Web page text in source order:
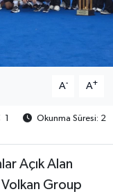
A- A+
1
Okunma Süresi: 2
Açık Alan
Group